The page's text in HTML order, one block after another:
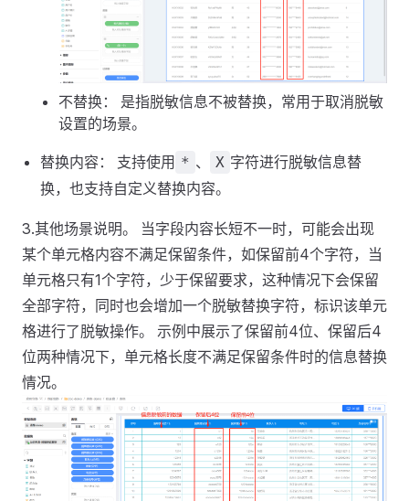
不替换： 是指脱敏信息不被替换，常用于取消脱敏
设置的场景。
替换内容： 支持使用 * 、 X 字符进行脱敏信息替
换，也支持自定义替换内容。
3.其他场景说明。 当字段内容长短不一时，可能会出现
某个单元格内容不满足保留条件，如保留前4个字符，当
单元格只有1个字符，少于保留要求，这种情况下会保留
全部字符，同时也会增加一个脱敏替换字符，标识该单元
格进行了脱敏操作。 示例中展示了保留前4位、保留后4
位两种情况下，单元格长度不满足保留条件时的信息替换
情况。